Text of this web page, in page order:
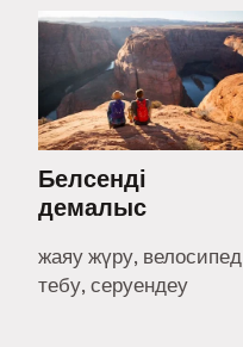
Белсенді
демалыс
жаяу жүру, велосипед
тебу, серуендеу